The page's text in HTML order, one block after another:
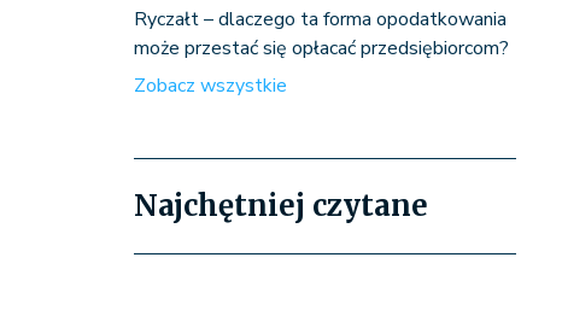
Ryczałt – dlaczego ta forma opodatkowania
może przestać się opłacać przedsiębiorcom?
Zobacz wszystkie
Najchętniej czytane